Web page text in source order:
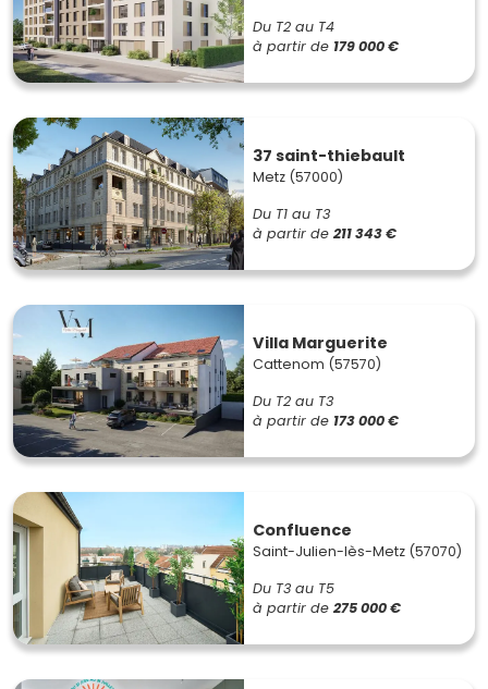
Du T2 au T4
à partir de 179 000 €
37 saint-thiebault
Metz (57000)
Du T1 au T3
à partir de 211 343 €
Villa Marguerite
Cattenom (57570)
Du T2 au T3
à partir de 173 000 €
Confluence
Saint-Julien-lès-Metz (57070)
Du T3 au T5
à partir de 275 000 €